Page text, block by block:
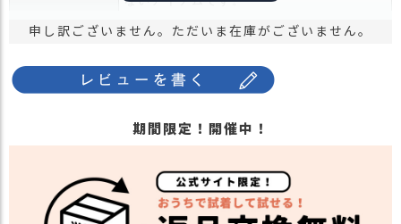
注意点
・長時間濡れたままで重ねて置いたり、汗
移染する場合がございますのでお気を付け
下さい。
ます。ご不安な事などございましたらお気
軽にお問い合わせ下さい。
関連商品 他の人気バンダナキャップは
カラー ・ブラック 黒色 BLACK
申し訳ございません。ただいま在庫がございません。
期間限定！開催中！